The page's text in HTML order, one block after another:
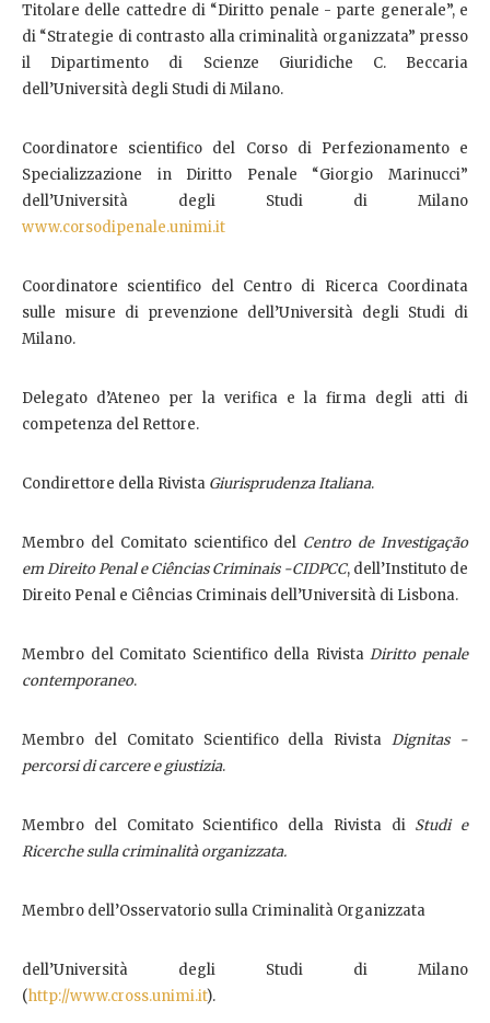
Titolare delle cattedre di “Diritto penale - parte generale”, e
di “Strategie di contrasto alla criminalità organizzata” presso
il Dipartimento di Scienze Giuridiche C. Beccaria
dell’Università degli Studi di Milano.
Coordinatore scientifico del Corso di Perfezionamento e
Specializzazione in Diritto Penale “Giorgio Marinucci”
dell’Università degli Studi di Milano
www.corsodipenale.unimi.it
Coordinatore scientifico del Centro di Ricerca Coordinata
sulle misure di prevenzione dell’Università degli Studi di
Milano.
Delegato d’Ateneo per la verifica e la firma degli atti di
competenza del Rettore.
Condirettore della Rivista Giurisprudenza Italiana.
Membro del Comitato scientifico del Centro de Investigação
em Direito Penal e Ciências Criminais -CIDPCC, dell’Instituto de
Direito Penal e Ciências Criminais dell’Università di Lisbona.
Membro del Comitato Scientifico della RivistaDiritto penale
contemporaneo.
Membro del Comitato Scientifico della Rivista Dignitas -
percorsi di carcere e giustizia.
Membro del Comitato Scientifico della Rivista di Studi e
Ricerche sulla criminalità organizzata.
Membro dell’Osservatorio sulla Criminalità Organizzata
dell’Università degli Studi di Milano
(http://www.cross.unimi.it).